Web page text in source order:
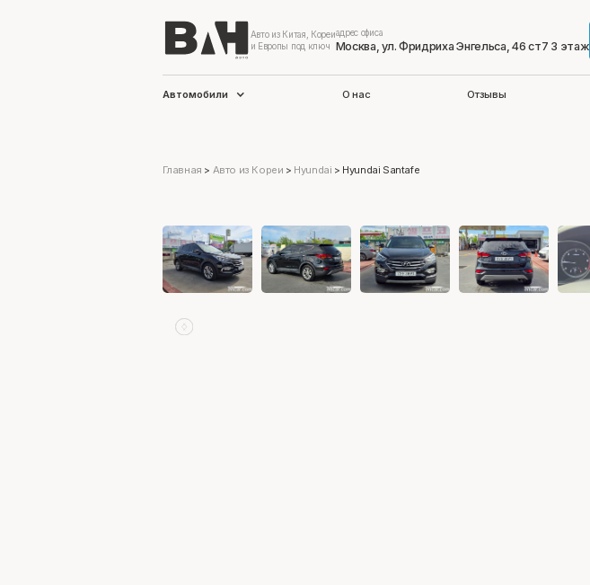
Авто из Китая, Кореи
и Европы под ключ
адрес офиса
Москва, ул. Фридриха Энгельса, 46 ст7 3 этаж
Автомобили О нас Отзывы
Главная > Авто из Кореи > Hyundai > Hyundai Santafe